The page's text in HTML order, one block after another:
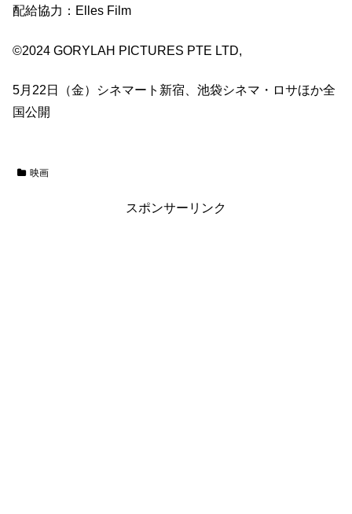
配給協力：Elles Film
©2024 GORYLAH PICTURES PTE LTD,
5月22日（金）シネマート新宿、池袋シネマ・ロサほか全
国公開
映画
スポンサーリンク